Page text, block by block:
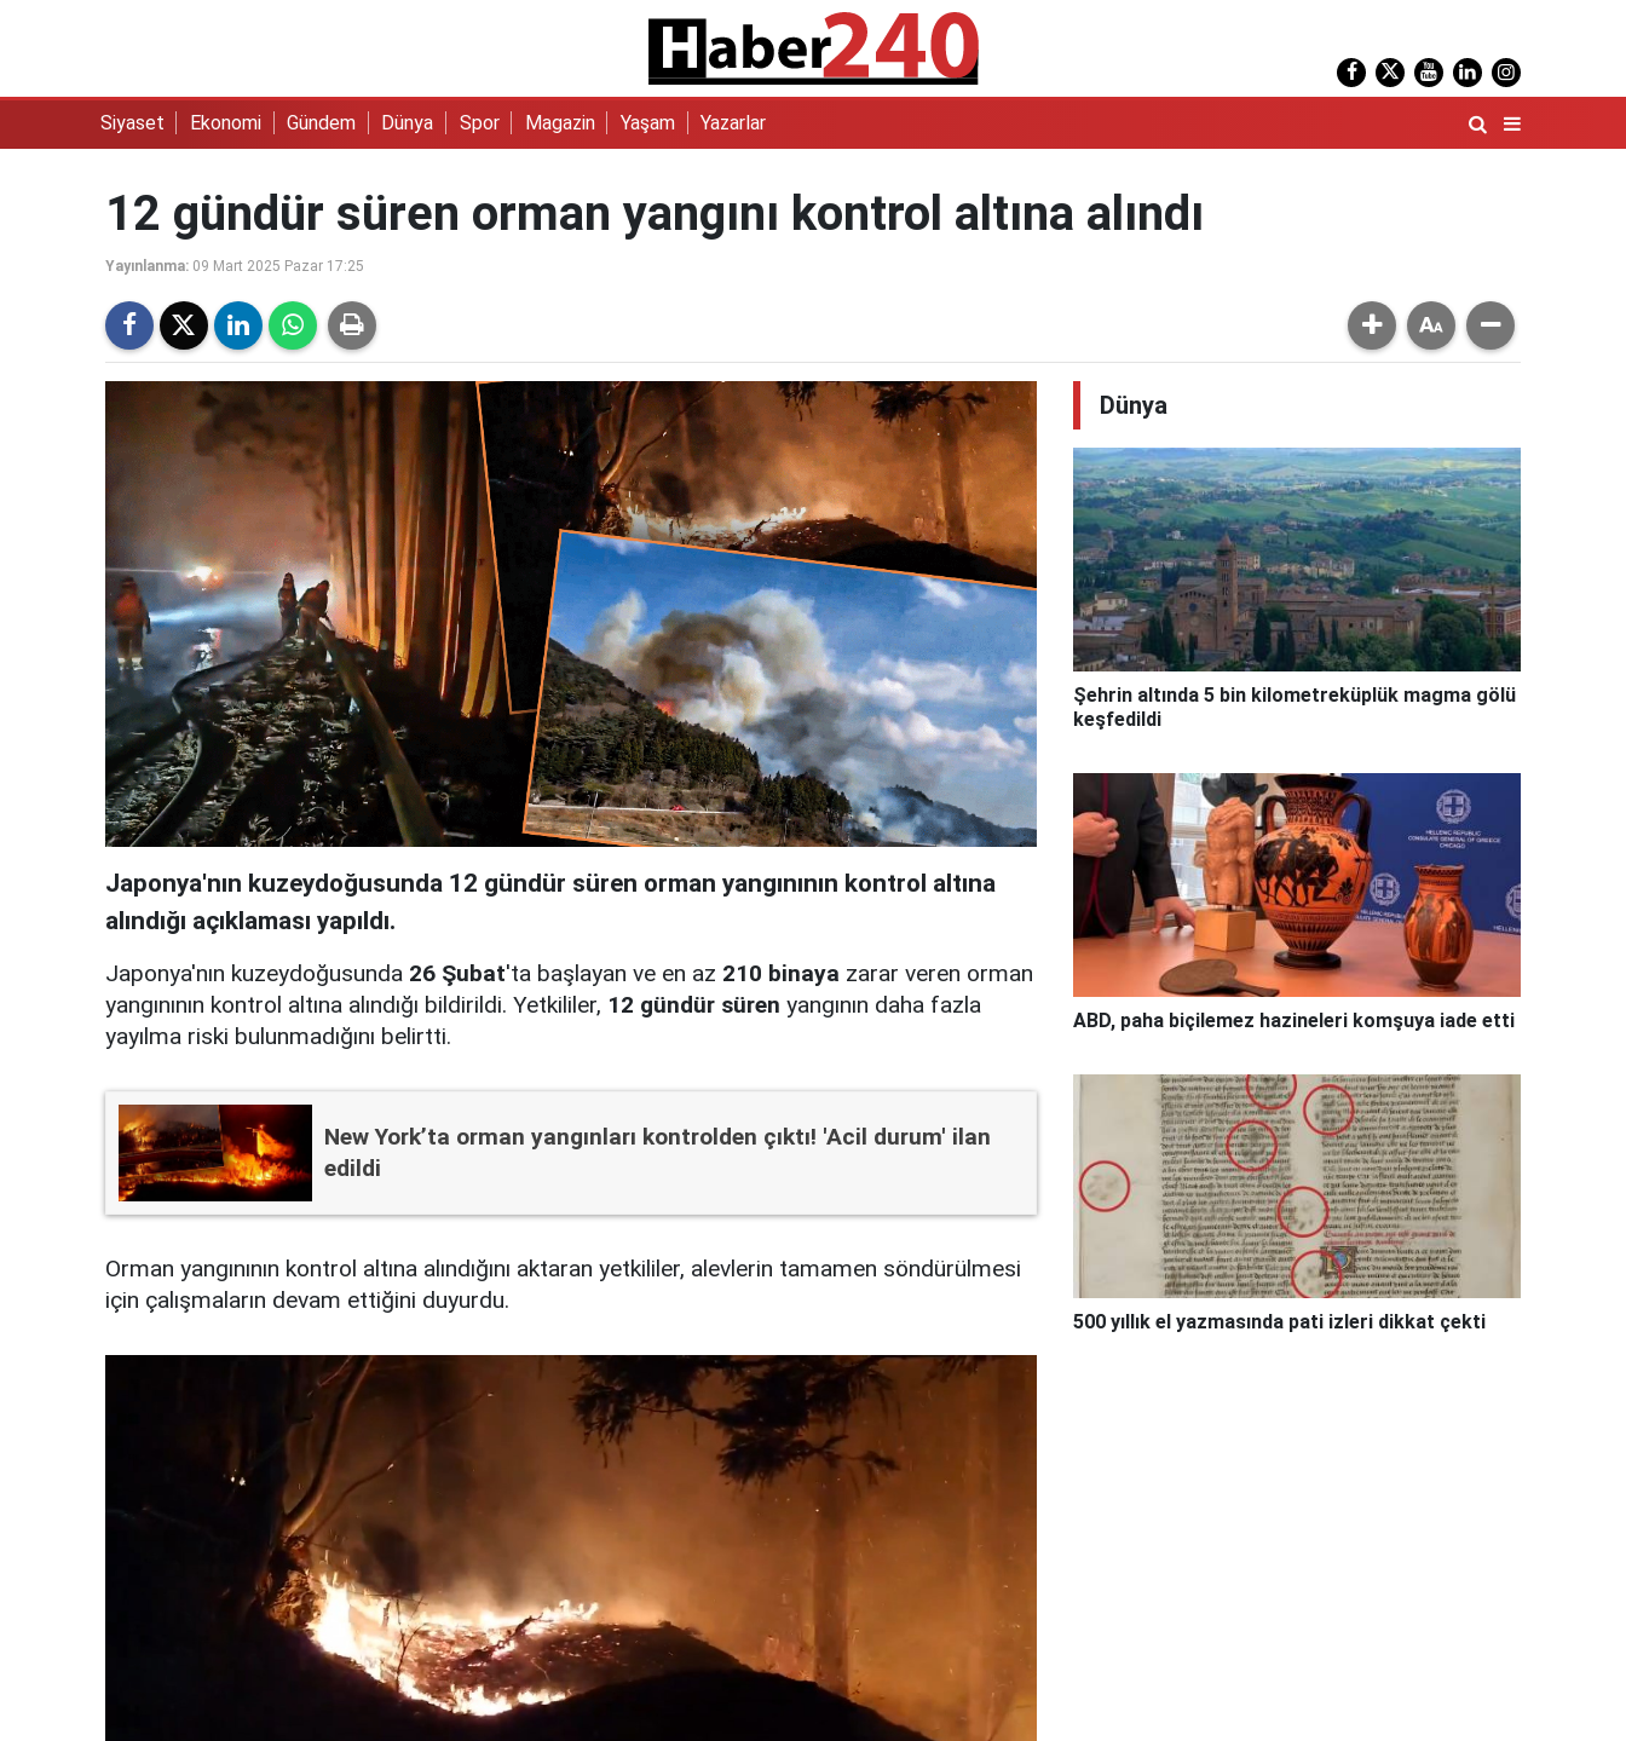
Siyaset Ekonomi Gündem Dünya Spor Magazin Yaşam Yazarlar
12 gündür süren orman yangını kontrol altına alındı
Yayınlanma: 09 Mart 2025 Pazar 17:25
Japonya'nın kuzeydoğusunda 12 gündür süren orman yangınının kontrol altına
alındığı açıklaması yapıldı.
Japonya'nın kuzeydoğusunda 26 Şubat'ta başlayan ve en az 210 binaya zarar veren orman
yangınının kontrol altına alındığı bildirildi. Yetkililer, 12 gündür süren yangının daha fazla
yayılma riski bulunmadığını belirtti.
New York’ta orman yangınları kontrolden çıktı! 'Acil durum' ilan
edildi
Orman yangınının kontrol altına alındığını aktaran yetkililer, alevlerin tamamen söndürülmesi
için çalışmaların devam ettiğini duyurdu.
Dünya
Şehrin altında 5 bin kilometreküplük magma gölü
keşfedildi
ABD, paha biçilemez hazineleri komşuya iade etti
500 yıllık el yazmasında pati izleri dikkat çekti